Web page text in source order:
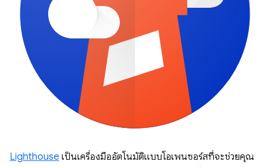
Lighthouse เป็นเครื่องมืออัตโนมัติแบบโอเพนซอร์สที่จะช่วยคุณ